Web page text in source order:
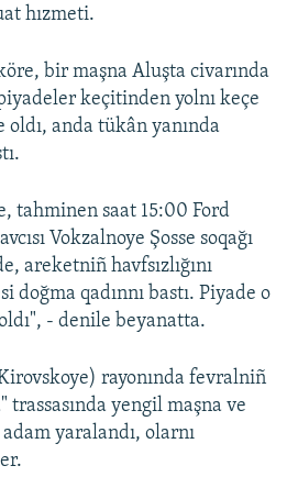
hızmeti.
bir maşna Aluşta civarında
keçitinden yolnı keçe
anda tükân yanında
tahminen saat 15:00 Ford
Vokzalnoye Şosse soqağı
areketniñ havfsızlığını
doğma qadınnı bastı. Piyade o
- denile beyanatta.
rayonında fevralniñ
trassasında yengil maşna ve
adam yaralandı, olarnı